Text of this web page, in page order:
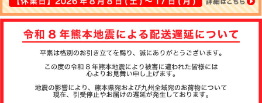
ト
その
他